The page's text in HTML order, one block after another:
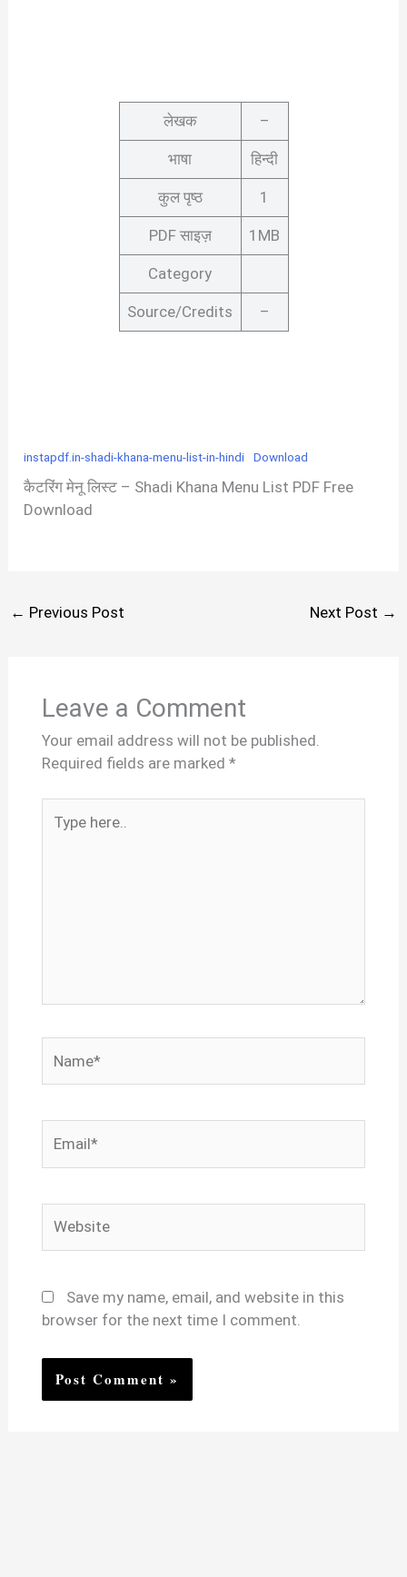
लेखक –
भाषा हिन्दी
कुल पृष्ठ 1
PDF साइज़ 1MB
Category
Source/Credits –
instapdf.in-shadi-khana-menu-list-in-hindi Download
कैटरिंग मेनू लिस्ट – Shadi Khana Menu List PDF Free
Download
← Previous Post Next Post →
Leave a Comment
Your email address will not be published.
Required fields are marked *
here..
Save my name, email, and website in this
browser for the next time I comment.